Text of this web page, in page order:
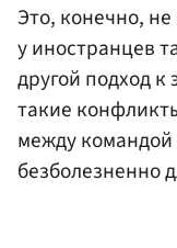
Это, конечно,
у иностранцев
другой подход к
такие
между
безболезненно